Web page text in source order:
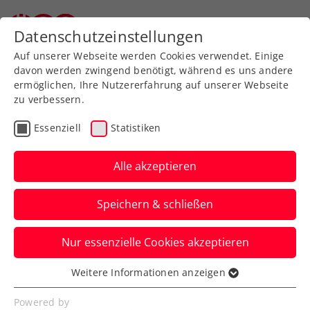
Zurück zur Newsübersicht
Kids & Jugend
Hochklassiger Besuch in
Oberösterreich: Jürgen
on Tour ist wieder da!
ÖTV-Sportdirektor und -Davis-Cup-
Kapitän Jürgen Melzer nimmt sehr
positive Erkenntnisse aus Linz mit.
Verfasst von: Redaktion, 06.12.2024
Datenschutzeinstellungen
Auf unserer Webseite werden Cookies verwendet. Einige
davon werden zwingend benötigt, während es uns andere
ermöglichen, Ihre Nutzererfahrung auf unserer Webseite
zu verbessern.
Essenziell Statistiken
Alle akzeptieren
Speichern & schließen
Nur essenzielle Cookies akzeptieren
Essenziell
Essenzielle Cookies werden für grundlegende
Weitere Informationen anzeigen
Powered by